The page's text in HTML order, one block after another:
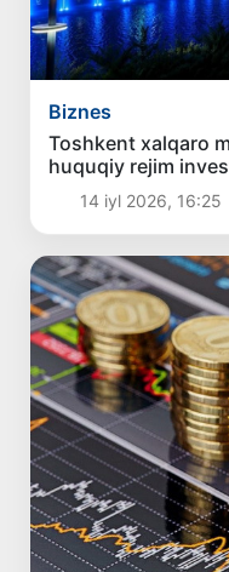
Biznes
Toshkent xalqaro
huquqiy rejim
qanday
14 iyl 2026, 16:25